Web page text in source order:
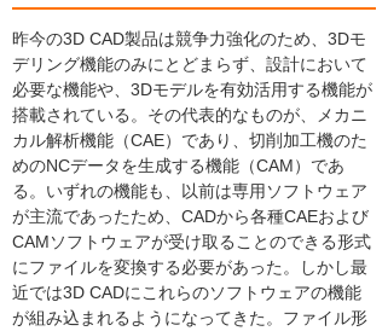
昨今の3D CAD製品は競争力強化のため、3Dモ
デリング機能のみにとどまらず、設計において
必要な機能や、3Dモデルを有効活用する機能が
搭載されている。その代表的なものが、メカニ
カル解析機能（CAE）であり、切削加工機のた
めのNCデータを生成する機能（CAM）であ
る。いずれの機能も、以前は専用ソフトウェア
が主流であったため、CADから各種CAEおよび
CAMソフトウェアが受け取ることのできる形式
にファイルを変換する必要があった。しかし最
近では3D CADにこれらのソフトウェアの機能
が組み込まれるようになってきた。ファイル形